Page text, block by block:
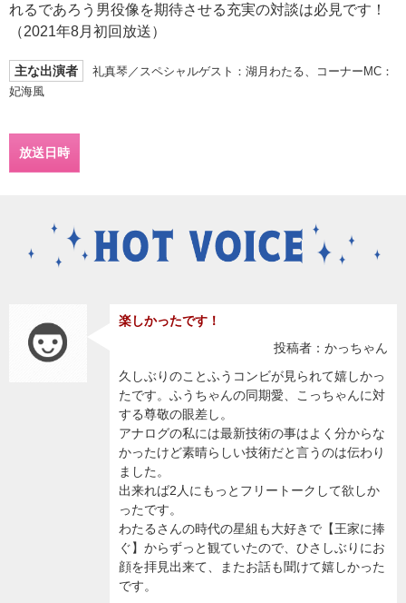
れるであろう男役像を期待させる充実の対談は必見です！
（2021年8月初回放送）
主な出演者
礼真琴／スペシャルゲスト：湖月わたる、コーナーMC：
妃海風
放送日時
楽しかったです！
投稿者：かっちゃん
久しぶりのことふうコンビが見られて嬉しかっ
たです。ふうちゃんの同期愛、こっちゃんに対
する尊敬の眼差し。
アナログの私には最新技術の事はよく分からな
かったけど素晴らしい技術だと言うのは伝わり
ました。
出来れば2人にもっとフリートークして欲しか
ったです。
わたるさんの時代の星組も大好きで【王家に捧
ぐ】からずっと観ていたので、ひさしぶりにお
顔を拝見出来て、またお話も聞けて嬉しかった
です。